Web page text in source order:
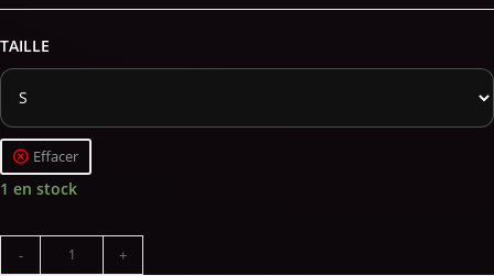
TAILLE
Effacer
1 en stock
- +